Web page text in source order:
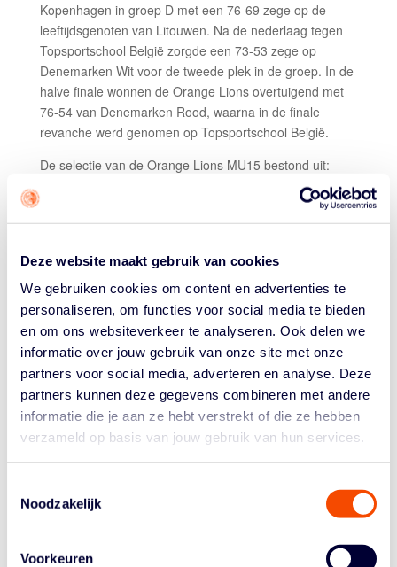
Deze website maakt gebruik van cookies
We gebruiken cookies om content en advertenties te
personaliseren, om functies voor social media te bieden
en om ons websiteverkeer te analyseren. Ook delen we
informatie over jouw gebruik van onze site met onze
partners voor social media, adverteren en analyse. Deze
partners kunnen deze gegevens combineren met andere
informatie die je aan ze hebt verstrekt of die ze hebben
verzameld op basis van jouw gebruik van hun services.
Noodzakelijk
Voorkeuren
Kopenhagen in groep D met een 76-69 zege op de
leeftijdsgenoten van Litouwen. Na de nederlaag tegen
Topsportschool België zorgde een 73-53 zege op
Denemarken Wit voor de tweede plek in de groep. In de
halve finale wonnen de Orange Lions overtuigend met
76-54 van Denemarken Rood, waarna in de finale
revanche werd genomen op Topsportschool België.
De selectie van de Orange Lions MU15 bestond uit:
Jesse Reijans (Heroes Den Bosch), Chermano van la
David Bondo (BV Groningen), Edwin Nanninga
(Celeritas-Donar), Dimitry Lahaisky (Tracks Parkstad),
Lion Nwankwo (Gaasperdam Warriors), Tobias Saat
(Heroes Den Bosch), Edo Bruins (BV Groningen), Eise
van Wayenburg (BS Leiden) en Frank Garst (Celeritas-
Donar).
Coach Luiz Lemes, in Kopenhagen geassisteerd door
Thijs van Oosten (coach BV Amsterdam) en
teammanager Rens hammerstein, was trots op zijn
belangrijke ervaring op te doen. Ze kregen te maken
met verschillende speelstijlen, een hogere intensiteit en
moesten, voor het eerst in het shirt van Nederland,